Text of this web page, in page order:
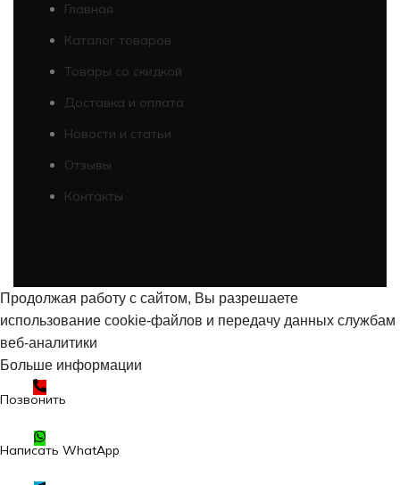
Главная
Каталог товаров
Товары со скидкой
Доставка и оплата
Новости и статьи
Отзывы
Контакты
Продолжая работу с сайтом, Вы разрешаете
использование cookie-файлов и передачу данных службам
веб-аналитики
Больше информации
Позвонить
Написать WhatApp